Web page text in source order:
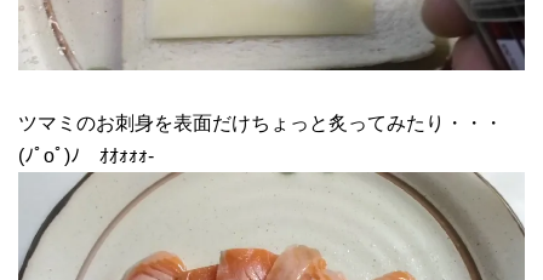
ツマミのお刺身を表面だけちょっと炙ってみたり・・・
(ﾉﾟοﾟ)ﾉ ｵｵｫｫｫ-